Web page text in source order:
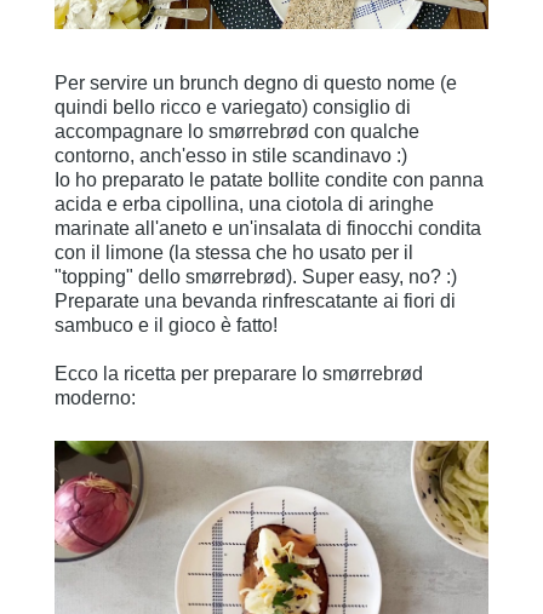
Per servire un brunch degno di questo nome (e
quindi bello ricco e variegato) consiglio di
accompagnare lo smørrebrød con qualche
contorno, anch'esso in stile scandinavo :)
Io ho preparato le patate bollite condite con panna
acida e erba cipollina, una ciotola di aringhe
marinate all'aneto e un'insalata di finocchi condita
con il limone (la stessa che ho usato per il
"topping" dello smørrebrød). Super easy, no? :)
Preparate una bevanda rinfrescatante ai fiori di
sambuco e il gioco è fatto!
Ecco la ricetta per preparare lo smørrebrød
moderno: